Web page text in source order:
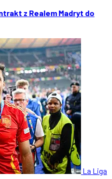
z Realem Madryt do
La Liga